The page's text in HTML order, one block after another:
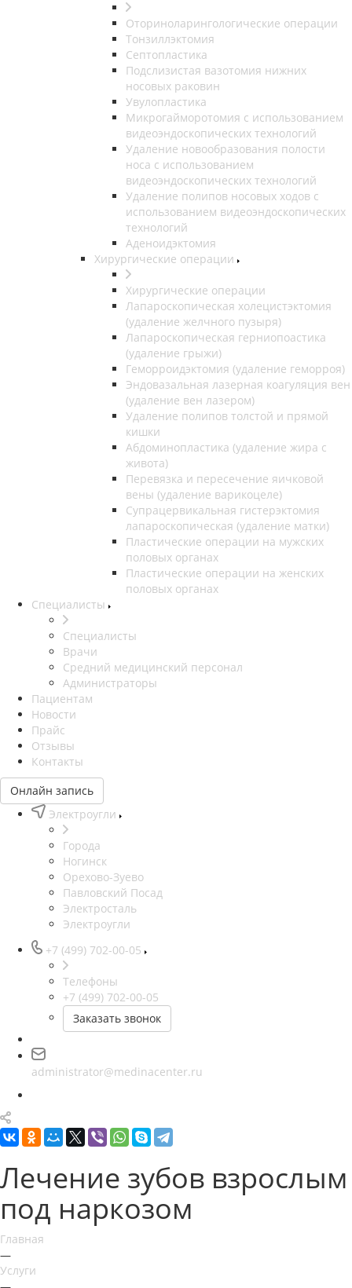
Оториноларингологические операции
Тонзиллэктомия
Септопластика
Подслизистая вазотомия нижних
носовых раковин
Увулопластика
Микрогайморотомия с использованием
видеоэндоскопических технологий
Удаление новообразования полости
носа с использованием
видеоэндоскопических технологий
Удаление полипов носовых ходов с
использованием видеоэндоскопических
технологий
Аденоидэктомия
Хирургические операции
Хирургические операции
Лапароскопическая холецистэктомия
(удаление желчного пузыря)
Лапароскопическая герниопоастика
(удаление грыжи)
Геморроидэктомия (удаление геморроя)
Эндовазальная лазерная коагуляция вен
(удаление вен лазером)
Удаление полипов толстой и прямой
кишки
Абдоминопластика (удаление жира с
живота)
Перевязка и пересечение яичковой
вены (удаление варикоцеле)
Супрацервикальная гистерэктомия
лапароскопическая (удаление матки)
Пластические операции на мужских
половых органах
Пластические операции на женских
половых органах
Специалисты
Специалисты
Врачи
Средний медицинский персонал
Администраторы
Пациентам
Новости
Прайс
Отзывы
Контакты
Онлайн запись
Электроугли
Города
Ногинск
Орехово-Зуево
Павловский Посад
Электросталь
Электроугли
+7 (499) 702-00-05
Телефоны
+7 (499) 702-00-05
Заказать звонок
administrator@medinacenter.ru
Лечение зубов взрослым
под наркозом
Главная
—
Услуги